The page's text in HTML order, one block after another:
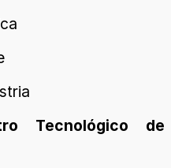
Tecnológico de